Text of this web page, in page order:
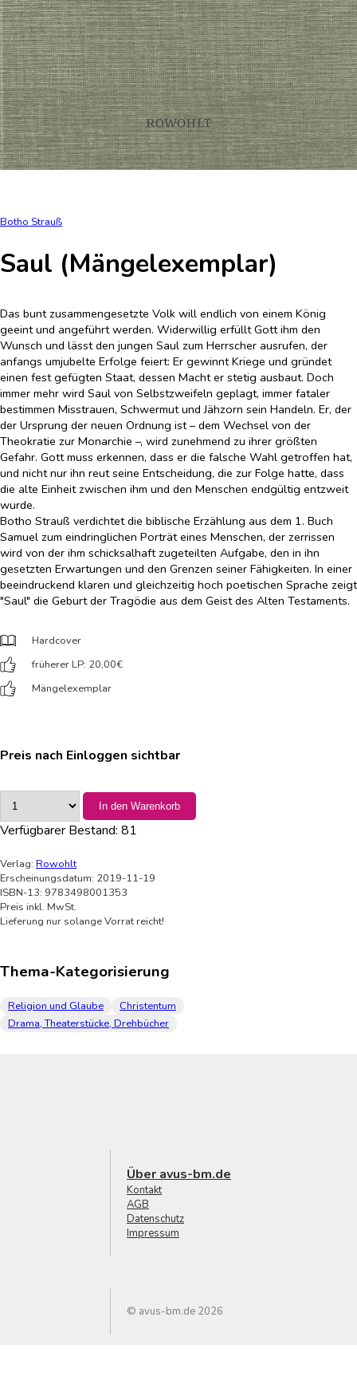
Botho Strauß
Saul (Mängelexemplar)
Das bunt zusammengesetzte Volk will endlich von einem König
geeint und angeführt werden. Widerwillig erfüllt Gott ihm den
Wunsch und lässt den jungen Saul zum Herrscher ausrufen, der
anfangs umjubelte Erfolge feiert: Er gewinnt Kriege und gründet
einen fest gefügten Staat, dessen Macht er stetig ausbaut. Doch
immer mehr wird Saul von Selbstzweifeln geplagt, immer fataler
bestimmen Misstrauen, Schwermut und Jähzorn sein Handeln. Er, der
der Ursprung der neuen Ordnung ist – dem Wechsel von der
Theokratie zur Monarchie –, wird zunehmend zu ihrer größten
Gefahr. Gott muss erkennen, dass er die falsche Wahl getroffen hat,
und nicht nur ihn reut seine Entscheidung, die zur Folge hatte, dass
die alte Einheit zwischen ihm und den Menschen endgültig entzweit
wurde.
Botho Strauß verdichtet die biblische Erzählung aus dem 1. Buch
Samuel zum eindringlichen Porträt eines Menschen, der zerrissen
wird von der ihm schicksalhaft zugeteilten Aufgabe, den in ihn
gesetzten Erwartungen und den Grenzen seiner Fähigkeiten. In einer
beeindruckend klaren und gleichzeitig hoch poetischen Sprache zeigt
"Saul" die Geburt der Tragödie aus dem Geist des Alten Testaments.
Hardcover
früherer LP: 20,00€
Mängelexemplar
Preis nach Einloggen sichtbar
In den Warenkorb
Verfügbarer Bestand: 81
Verlag: Rowohlt
Erscheinungsdatum: 2019-11-19
ISBN-13: 9783498001353
Preis inkl. MwSt.
Lieferung nur solange Vorrat reicht!
Thema-Kategorisierung
Religion und Glaube
Christentum
Drama, Theaterstücke, Drehbücher
Über avus-bm.de
Kontakt
AGB
Datenschutz
Impressum
© avus-bm.de 2026